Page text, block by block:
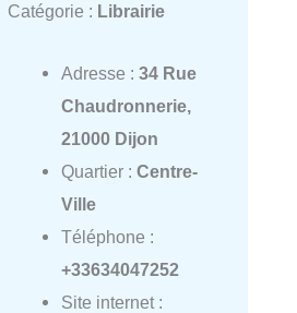
Catégorie : Librairie
Adresse : 34 Rue
Chaudronnerie,
21000 Dijon
Quartier : Centre-
Ville
Téléphone :
+33634047252
Site internet :